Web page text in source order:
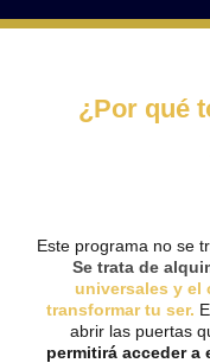
¿Por qué
Este programa no se
Se trata de
universales y el
transformar tu ser.
abrir las puertas
permitirá acceder a